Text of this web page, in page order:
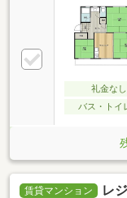
礼金なし
バス・トイ
賃貸マンション レ